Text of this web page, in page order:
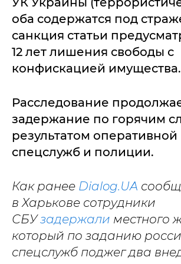
оба содержатся под
санкция статьи
12 лет лишения свободы с
конфискацией имущества.
Расследование
задержание по горячим
результатом
спецслужб и полиции.
Как ранее Dialog.UA
в Харькове сотрудники
СБУзадержали местного
который по заданию
спецслужб поджег два